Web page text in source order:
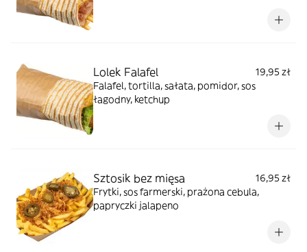
Lolek Falafel
19,95 zł
Falafel, tortilla, sałata, pomidor, sos
łagodny, ketchup
Sztosik bez mięsa
16,95 zł
Frytki, sos farmerski, prażona cebula,
papryczki jalapeno